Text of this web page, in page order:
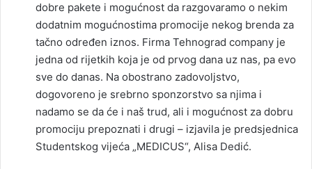
dobre pakete i mogućnost da razgovaramo o nekim
dodatnim mogućnostima promocije nekog brenda za
tačno određen iznos. Firma Tehnograd company je
jedna od rijetkih koja je od prvog dana uz nas, pa evo
sve do danas. Na obostrano zadovoljstvo,
dogovoreno je srebrno sponzorstvo sa njima i
nadamo se da će i naš trud, ali i mogućnost za dobru
promociju prepoznati i drugi – izjavila je predsjednica
Studentskog vijeća „MEDICUS“, Alisa Dedić.